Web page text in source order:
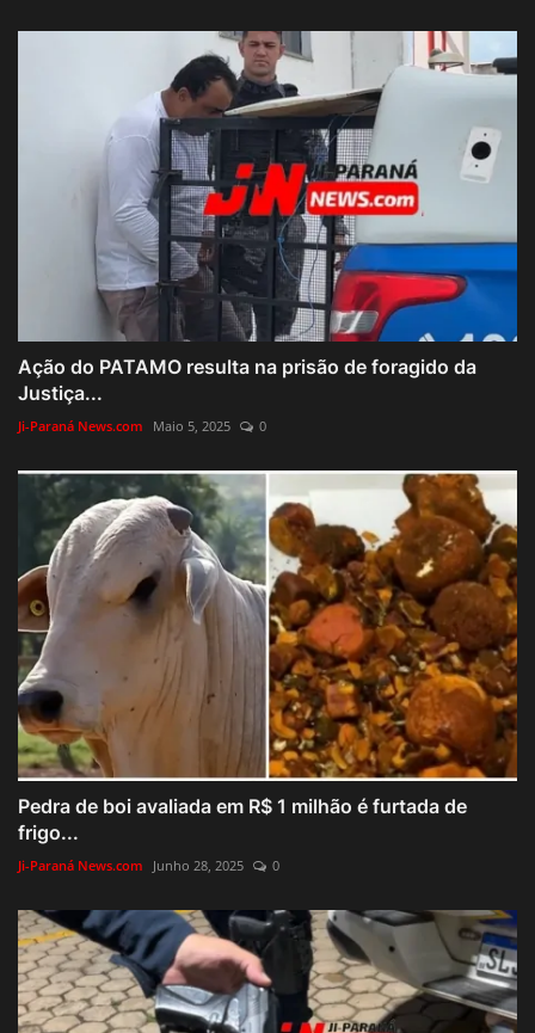
Ação do PATAMO resulta na prisão de foragido da
Justiça...
Ji-Paraná News.com Maio 5, 2025 0
Pedra de boi avaliada em R$ 1 milhão é furtada de
frigo...
Ji-Paraná News.com Junho 28, 2025 0